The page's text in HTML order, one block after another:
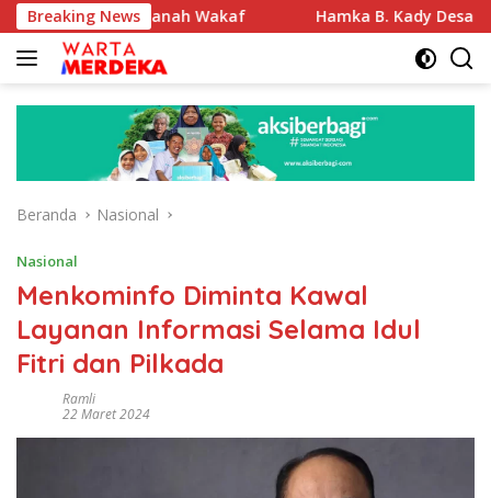
Langsung
ke
konten
Breaking News
Tanah Wakaf Hamka B. Kady Desak Evaluasi
Beranda Nasional
Nasional
Menkominfo Diminta Kawal
Layanan Informasi Selama Idul
Fitri dan Pilkada
Ramli
22 Maret 2024